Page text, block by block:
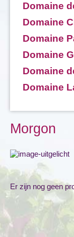
Domaine
Domaine
Domaine
Domaine
Domaine
Domaine
Morgon
Er zijn nog geen